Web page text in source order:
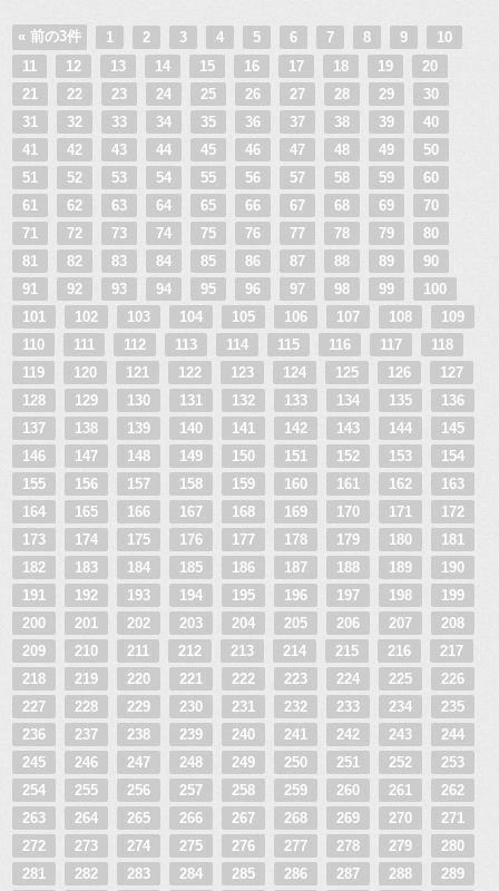
« 前の3件 1 2 3 4 5 6 7 8 9
10
11
12 13 14 15 16 17 18 19
20
21
22 23 24 25 26 27 28 29
30
31
32 33 34 35 36 37 38 39
40
41
42 43 44 45 46 47 48 49
50
51
52 53 54 55 56 57 58 59
60
61
62 63 64 65 66 67 68 69
70
71
72 73 74 75 76 77 78 79
80
81
82 83 84 85 86 87 88 89
90
91
92 93 94 95 96 97 98 99
100
101
102 103 104 105 106 107 108
109
110
111 112 113 114 115 116 117
118
119
120 121 122 123 124 125 126
127
128
129 130 131 132 133 134 135
136
137
138 139 140 141 142 143 144
145
146
147 148 149 150 151 152 153
154
155
156 157 158 159 160 161 162
163
164
165 166 167 168 169 170 171
172
173
174 175 176 177 178 179 180
181
182
183 184 185 186 187 188 189
190
191
192 193 194 195 196 197 198
199
200
201 202 203 204 205 206 207
208
209
210 211 212 213 214 215 216
217
218
219 220 221 222 223 224 225
226
227
228 229 230 231 232 233 234
235
236
237 238 239 240 241 242 243
244
245
246 247 248 249 250 251 252
253
254
255 256 257 258 259 260 261
262
263
264 265 266 267 268 269 270
271
272
273 274 275 276 277 278 279
280
281
282 283 284 285 286 287 288
289